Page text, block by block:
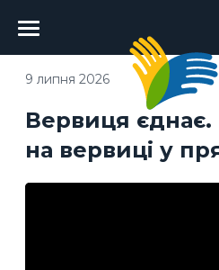
Головне
меню
Вервиця
на вервиці у
9 липня 2026